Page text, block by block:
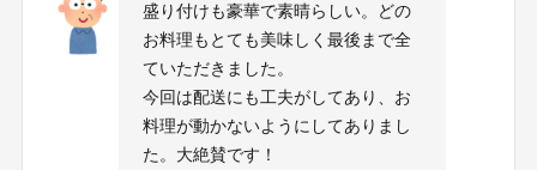
盛り付けも豪華で素晴らしい。どの
お料理もとても美味しく最後まで全
ていただきました。
今回は配送にも工夫がしてあり、お
料理が動かないようにしてありまし
た。大絶賛です！